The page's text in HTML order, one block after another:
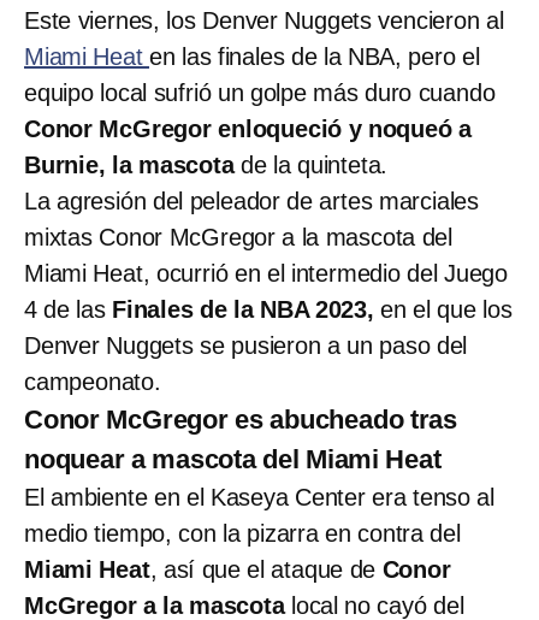
Este viernes, los Denver Nuggets vencieron al
Miami Heaten las finales de la NBA, pero el
equipo local sufrió un golpe más duro cuando
Conor McGregor enloqueció y noqueó a
Burnie, la mascotade la quinteta.
La agresión del peleador de artes marciales
mixtas Conor McGregor a la mascota del
Miami Heat, ocurrió en el intermedio del Juego
4 de lasFinales de la NBA 2023, en el que los
Denver Nuggets se pusieron a un paso del
campeonato.
Conor McGregor es abucheado tras
noquear a mascota del Miami Heat
El ambiente en el Kaseya Center era tenso al
medio tiempo, con la pizarra en contra del
Miami Heat, así que el ataque de Conor
McGregor a la mascota local no cayó del